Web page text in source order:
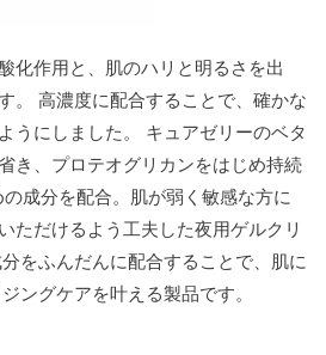
化作用と、肌のハリと明るさを出
。 高濃度に配合することで、確かな
うにしました。 キュアゼリーのベタ
き、プロテオグリカンをはじめ持続
成分を配合。肌が弱く敏感な方に
ただけるよう工夫した夜用ゲルクリ
をふんだんに配合することで、肌に
ングケアを叶える製品です。